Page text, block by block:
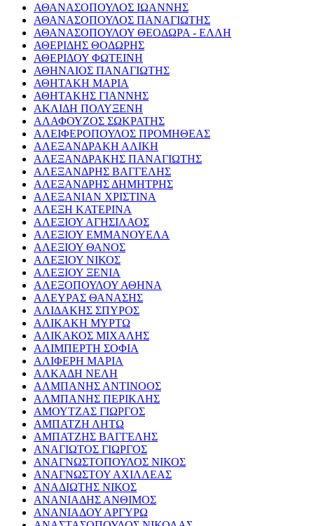
ΑΘΑΝΑΣΟΠΟΥΛΟΣ ΙΩΑΝΝΗΣ
ΑΘΑΝΑΣΟΠΟΥΛΟΣ ΠΑΝΑΓΙΩΤΗΣ
ΑΘΑΝΑΣΟΠΟΥΛΟΥ ΘΕΟΔΩΡΑ - ΕΛΛΗ
ΑΘΕΡΙΔΗΣ ΘΟΔΩΡΗΣ
ΑΘΕΡΙΔΟΥ ΦΩΤΕΙΝΗ
ΑΘΗΝΑΙΟΣ ΠΑΝΑΓΙΩΤΗΣ
ΑΘΗΤΑΚΗ ΜΑΡΙΑ
ΑΘΗΤΑΚΗΣ ΓΙΑΝΝΗΣ
ΑΚΛΙΔΗ ΠΟΛΥΞΕΝΗ
ΑΛΑΦΟΥΖΟΣ ΣΩΚΡΑΤΗΣ
ΑΛΕΙΦΕΡΟΠΟΥΛΟΣ ΠΡΟΜΗΘΕΑΣ
ΑΛΕΞΑΝΔΡΑΚΗ ΑΛΙΚΗ
ΑΛΕΞΑΝΔΡΑΚΗΣ ΠΑΝΑΓΙΩΤΗΣ
ΑΛΕΞΑΝΔΡΗΣ ΒΑΓΓΕΛΗΣ
ΑΛΕΞΑΝΔΡΗΣ ΔΗΜΗΤΡΗΣ
ΑΛΕΞΑΝΙΑΝ ΧΡΙΣΤΙΝΑ
ΑΛΕΞΗ ΚΑΤΕΡΙΝΑ
ΑΛΕΞΙΟΥ ΑΓΗΣΙΛΑΟΣ
ΑΛΕΞΙΟΥ ΕΜΜΑΝΟΥΕΛΑ
ΑΛΕΞΙΟΥ ΘΑΝΟΣ
ΑΛΕΞΙΟΥ ΝΙΚΟΣ
ΑΛΕΞΙΟΥ ΞΕΝΙΑ
ΑΛΕΞΟΠΟΥΛΟΥ ΑΘΗΝΑ
ΑΛΕΥΡΑΣ ΘΑΝΑΣΗΣ
ΑΛΙΔΑΚΗΣ ΣΠΥΡΟΣ
ΑΛΙΚΑΚΗ ΜΥΡΤΩ
ΑΛΙΚΑΚΟΣ ΜΙΧΑΛΗΣ
ΑΛΙΜΠΕΡΤΗ ΣΟΦΙΑ
ΑΛΙΦΕΡΗ ΜΑΡΙΑ
ΑΛΚΑΔΗ ΝΕΛΗ
ΑΛΜΠΑΝΗΣ ΑΝΤΙΝΟΟΣ
ΑΛΜΠΑΝΗΣ ΠΕΡΙΚΛΗΣ
ΑΜΟΥΤΖΑΣ ΓΙΩΡΓΟΣ
ΑΜΠΑΤΖΗ ΛΗΤΩ
ΑΜΠΑΤΖΗΣ ΒΑΓΓΕΛΗΣ
ΑΝΑΓΙΩΤΟΣ ΓΙΩΡΓΟΣ
ΑΝΑΓΝΩΣΤΟΠΟΥΛΟΣ ΝΙΚΟΣ
ΑΝΑΓΝΩΣΤΟΥ ΑΧΙΛΛΕΑΣ
ΑΝΑΔΙΩΤΗΣ ΝΙΚΟΣ
ΑΝΑΝΙΑΔΗΣ ΑΝΘΙΜΟΣ
ΑΝΑΝΙΑΔΟΥ ΑΡΓΥΡΩ